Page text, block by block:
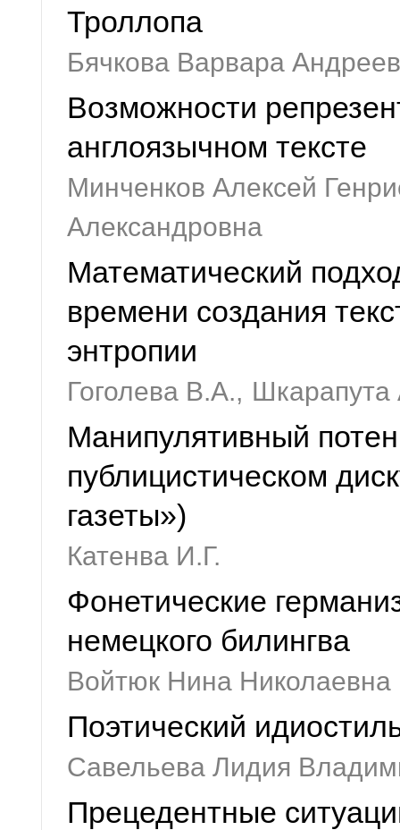
Троллопа
Бячкова Варвара
Возможности
англоязычном тексте
Минченков Алексей
Александровна
Математический
времени создания
энтропии
Гоголева В.А.,
Манипулятивный
публицистическом
газеты»)
Катенва И.Г.
Фонетические
немецкого билингва
Войтюк Нина Николаевна
Поэтический
Савельева Лидия
Прецедентные